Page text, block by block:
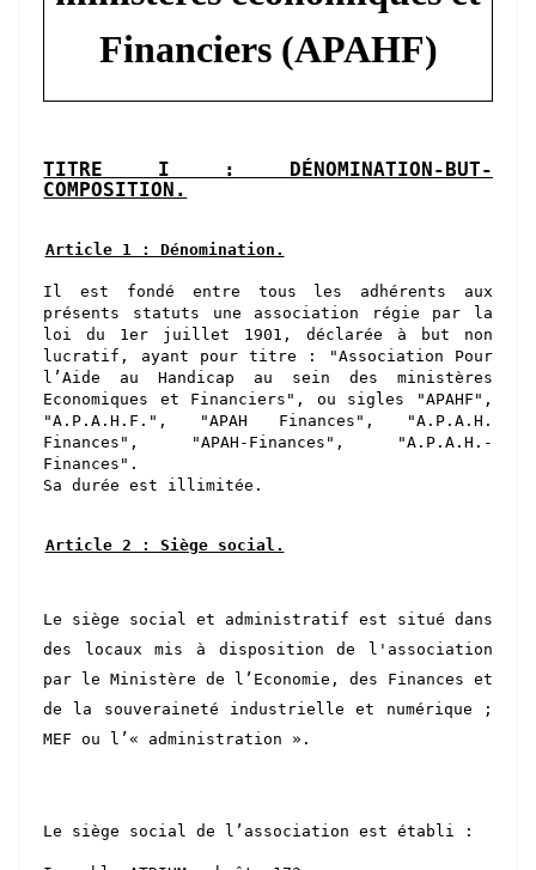
Financiers (APAHF)
TITRE I : DÉNOMINATION-BUT-
COMPOSITION.
Article 1 : Dénomination.
Il est fondé entre tous les adhérents aux
présents statuts une association régie par la
loi du 1er juillet 1901, déclarée à but non
lucratif, ayant pour titre : "Association Pour
l’Aide au Handicap au sein des ministères
Economiques et Financiers ", ou sigles "APAHF",
"A.P.A.H.F.", "APAH Finances", "A.P.A.H.
Finances", "APAH-Finances", "A.P.A.H.-
Finances".
Sa durée est illimitée.
Article 2 : Siège social.
Le siège social et administratif est situé dans
des locaux mis à disposition de l'association
par le Ministère de l’Economie, des Finances et
de la souveraineté industrielle et numérique ;
MEF ou l’« administration ».
Le siège social de l’association est établi :